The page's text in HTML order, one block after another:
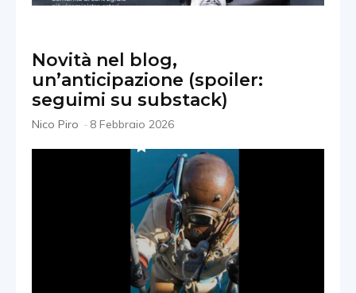
Novità nel blog,
un’anticipazione (spoiler:
seguimi su substack)
Nico Piro - 8 Febbraio 2026